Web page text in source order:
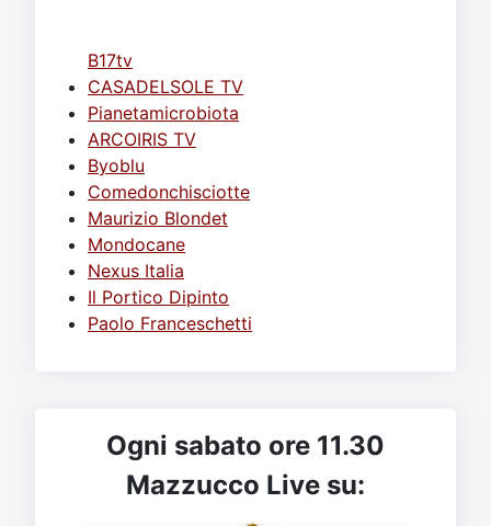
B17tv
CASADELSOLE TV
Pianetamicrobiota
ARCOIRIS TV
Byoblu
Comedonchisciotte
Maurizio Blondet
Mondocane
Nexus Italia
Il Portico Dipinto
Paolo Franceschetti
Ogni sabato ore 11.30
Mazzucco Live su: